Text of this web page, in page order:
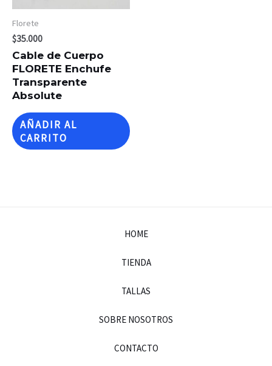
Florete
$35.000
Cable de Cuerpo
FLORETE Enchufe
Transparente
Absolute
AÑADIR AL
CARRITO
HOME
TIENDA
TALLAS
SOBRE NOSOTROS
CONTACTO